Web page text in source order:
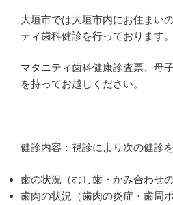
大垣市では大垣市内にお住まい
ティ歯科健診を行っております。
マタニティ歯科健康診査票、母
を持ってお越しください。
健診内容：視診により次の健診を
歯の状況（むし歯・かみ合わせ
歯肉の状況（歯肉の炎症・歯周